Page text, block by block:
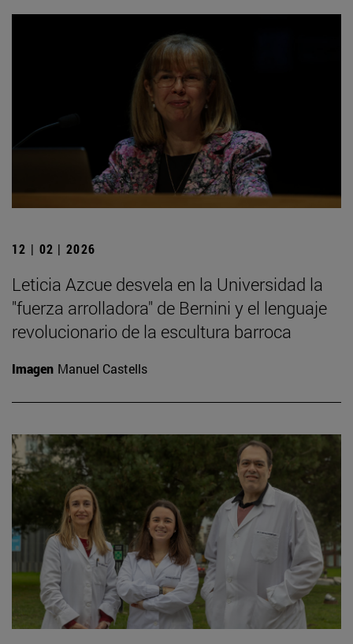
12 | 02 | 2026
Leticia Azcue desvela en la Universidad la
"fuerza arrolladora" de Bernini y el lenguaje
revolucionario de la escultura barroca
Imagen Manuel Castells